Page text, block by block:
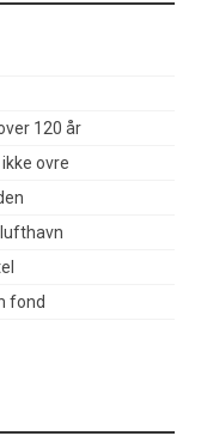
120 år
ovre
fond